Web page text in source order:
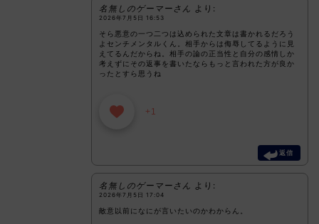
名無しのゲーマーさん より:
2026年7月5日 16:53
そら悪意の一つ二つは込められた文章は書かれるだろう
よセンチメンタルくん。相手からは侮辱してるように見
えてるんだからね。相手の論の正当性と自分の感情しか
考えずにその返事を書いたならもっと言われた方が良か
ったとすら思うね
+1
返信
名無しのゲーマーさん より:
2026年7月5日 17:04
敵意以前になにが言いたいのかわからん。